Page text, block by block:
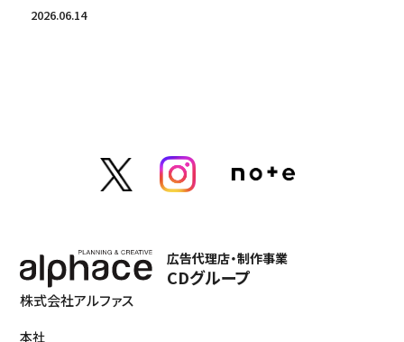
2026.06.14
広告代理店・制作事業
CDグループ
株式会社アルファス
本社